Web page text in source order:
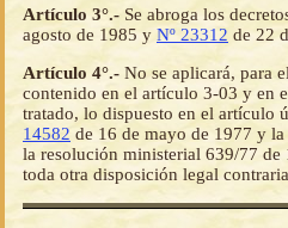
Artículo 3°.- Se abroga los
agosto de 1985 y Nº 23312 de 22
Artículo 4°.- No se aplicará, para
contenido en el artículo 3-03 y en
tratado, lo dispuesto en el artículo
14582 de 16 de mayo de 1977 y
la resolución ministerial 639/77
toda otra disposición legal